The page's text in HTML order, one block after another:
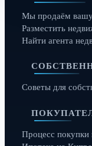
Мы продаём
Разместить
Найти агента
Советы для
Процесс